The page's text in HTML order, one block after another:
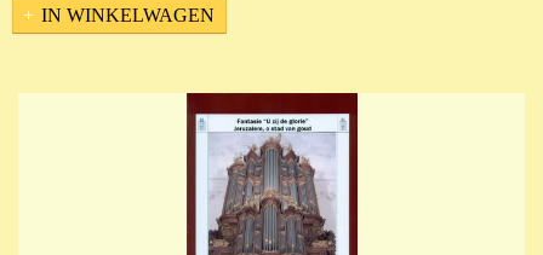
IN WINKELWAGEN